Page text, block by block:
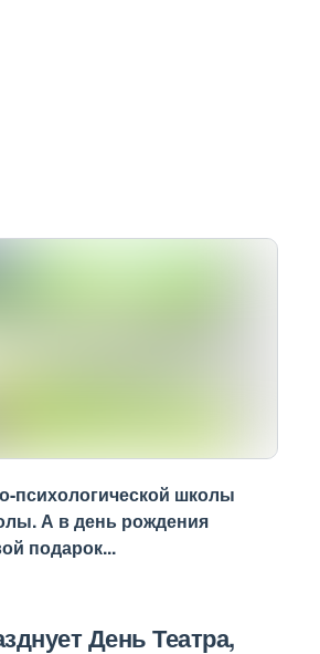
психологической школы
А в день рождения
подарок...
День Театра,